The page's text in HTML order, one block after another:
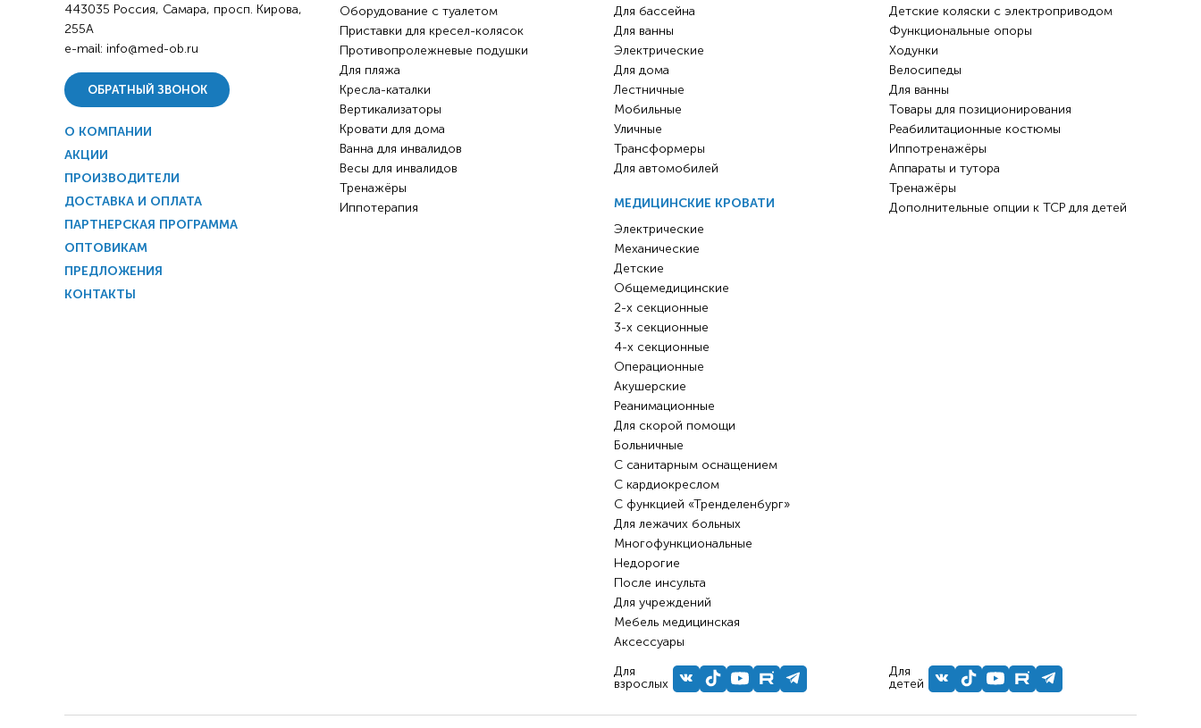
443035 Россия, Самара, просп. Кирова,
255А
e-mail: info@med-ob.ru
ОБРАТНЫЙ ЗВОНОК
О КОМПАНИИ
АКЦИИ
ПРОИЗВОДИТЕЛИ
ДОСТАВКА И ОПЛАТА
ПАРТНЕРСКАЯ ПРОГРАММА
ОПТОВИКАМ
ПРЕДЛОЖЕНИЯ
КОНТАКТЫ
Оборудование с туалетом
Приставки для кресел-колясок
Противопролежневые подушки
Для пляжа
Кресла-каталки
Вертикализаторы
Кровати для дома
Ванна для инвалидов
Весы для инвалидов
Тренажёры
Иппотерапия
Для бассейна
Для ванны
Электрические
Для дома
Лестничные
Мобильные
Уличные
Трансформеры
Для автомобилей
МЕДИЦИНСКИЕ КРОВАТИ
Электрические
Механические
Детские
Общемедицинские
2-х секционные
3-х секционные
4-х секционные
Операционные
Акушерские
Реанимационные
Для скорой помощи
Больничные
С санитарным оснащением
С кардиокреслом
С функцией «Тренделенбург»
Для лежачих больных
Многофункциональные
Недорогие
После инсульта
Для учреждений
Мебель медицинская
Аксессуары
Для
взрослых
Детские коляски с электроприводом
Функциональные опоры
Ходунки
Велосипеды
Для ванны
Товары для позиционирования
Реабилитационные костюмы
Иппотренажёры
Аппараты и тутора
Тренажёры
Дополнительные опции к ТСР для детей
Для
детей